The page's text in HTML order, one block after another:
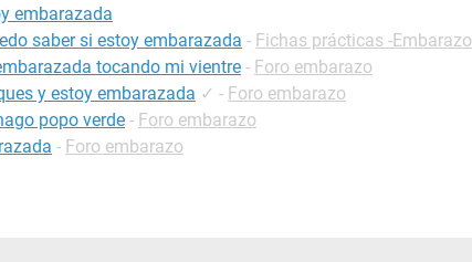
embarazada
saber si estoy embarazada - Fichas prácticas -Embarazo
tocando mi vientre - Foro embarazo
y estoy embarazada ✓ - Foro embarazo
popo verde - Foro embarazo
- Foro embarazo